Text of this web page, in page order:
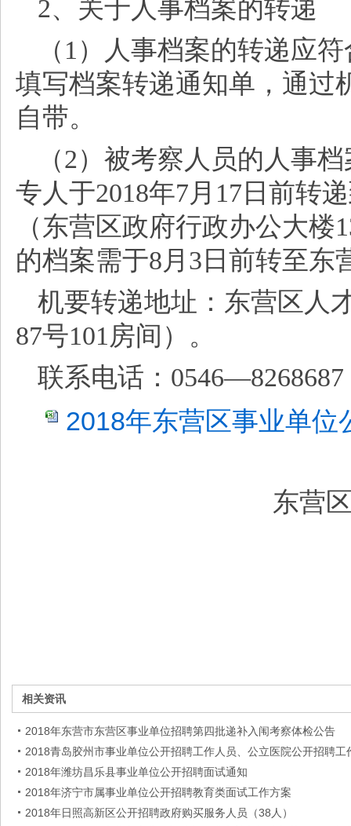
2、关于人事档案的转递
（ 1）人事档案的转递应
填写档案转递通知单，通过
自带。
（2）被考察人员的人事
专人于2018年7月17日前转
（东营区政府行政办公大楼
的档案需于8月3日前转至东
机要转递地址：东营区人
87号101房间）。
联系电话：
2018年东营区事业单位
东营
相关资讯
2018年东营市东营区事业单位招聘第四批递补入闱考察体检公告
2018青岛胶州市事业单位公开招聘工作人员、公立医院公开招聘工
2018年潍坊昌乐县事业单位公开招聘面试通知
2018年济宁市属事业单位公开招聘教育类面试工作方案
2018年日照高新区公开招聘政府购买服务人员（38人）